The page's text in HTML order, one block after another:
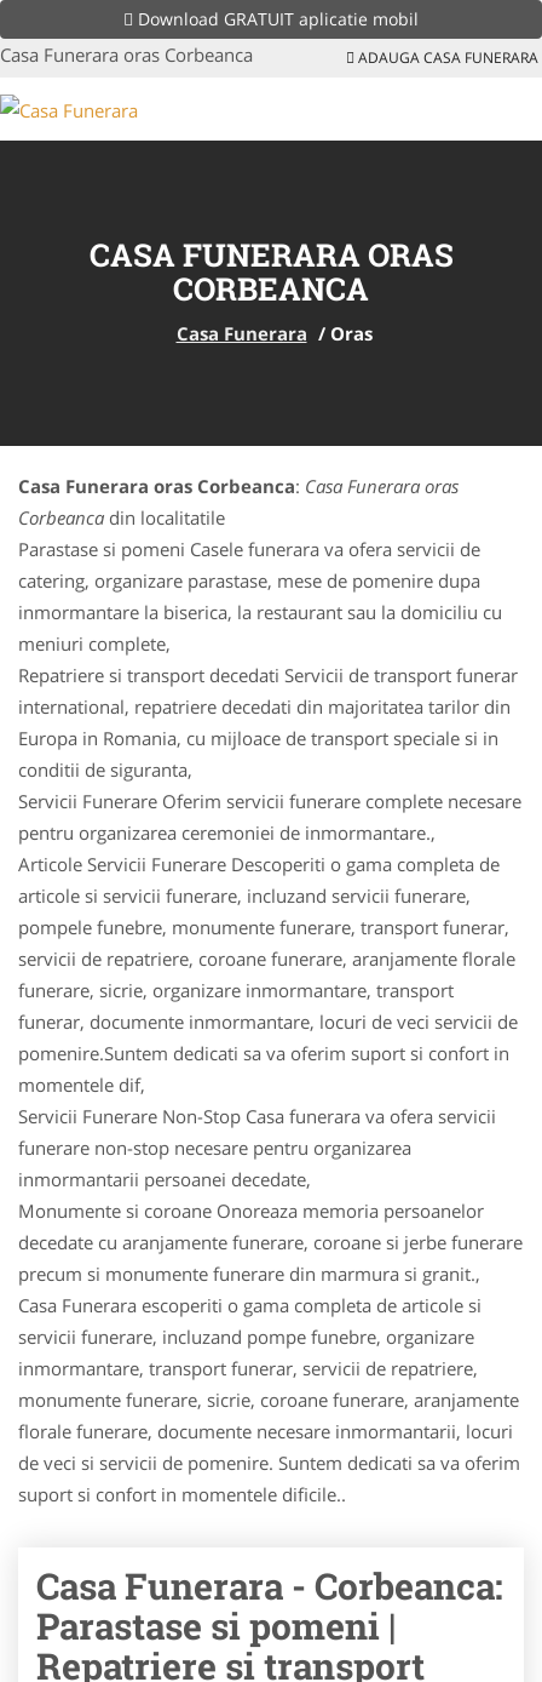
Download GRATUIT aplicatie mobil
Casa Funerara oras Corbeanca ADAUGA CASA FUNERARA
CASA FUNERARA ORAS
CORBEANCA
Casa Funerara / Oras
Casa Funerara oras Corbeanca: Casa Funerara oras
Corbeanca din localitatile
Parastase si pomeni Casele funerara va ofera servicii de
catering, organizare parastase, mese de pomenire dupa
inmormantare la biserica, la restaurant sau la domiciliu cu
meniuri complete,
Repatriere si transport decedati Servicii de transport funerar
international, repatriere decedati din majoritatea tarilor din
Europa in Romania, cu mijloace de transport speciale si in
conditii de siguranta,
Servicii Funerare Oferim servicii funerare complete necesare
pentru organizarea ceremoniei de inmormantare.,
Articole Servicii Funerare Descoperiti o gama completa de
articole si servicii funerare, incluzand servicii funerare,
pompele funebre, monumente funerare, transport funerar,
servicii de repatriere, coroane funerare, aranjamente florale
funerare, sicrie, organizare inmormantare, transport
funerar, documente inmormantare, locuri de veci servicii de
pomenire.Suntem dedicati sa va oferim suport si confort in
momentele dif,
Servicii Funerare Non-Stop Casa funerara va ofera servicii
funerare non-stop necesare pentru organizarea
inmormantarii persoanei decedate,
Monumente si coroane Onoreaza memoria persoanelor
decedate cu aranjamente funerare, coroane si jerbe funerare
precum si monumente funerare din marmura si granit.,
Casa Funerara escoperiti o gama completa de articole si
servicii funerare, incluzand pompe funebre, organizare
inmormantare, transport funerar, servicii de repatriere,
monumente funerare, sicrie, coroane funerare, aranjamente
florale funerare, documente necesare inmormantarii, locuri
de veci si servicii de pomenire. Suntem dedicati sa va oferim
suport si confort in momentele dificile..
Casa Funerara - Corbeanca:
Parastase si pomeni |
Repatriere si transport